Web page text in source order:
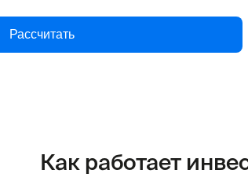
Рассчитать
Как работает